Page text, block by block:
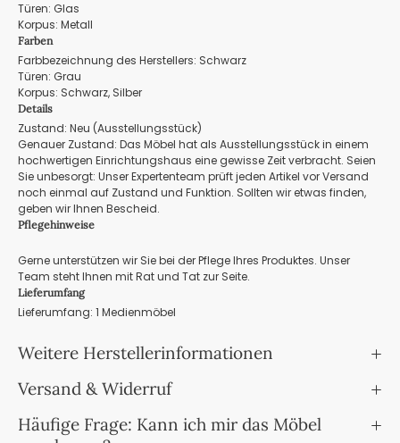
Türen: Glas
Korpus: Metall
Farben
Farbbezeichnung des Herstellers: Schwarz
Türen: Grau
Korpus: Schwarz, Silber
Details
Zustand: Neu (Ausstellungsstück)
Genauer Zustand: Das Möbel hat als Ausstellungsstück in einem
hochwertigen Einrichtungshaus eine gewisse Zeit verbracht. Seien
Sie unbesorgt: Unser Expertenteam prüft jeden Artikel vor Versand
noch einmal auf Zustand und Funktion. Sollten wir etwas finden,
geben wir Ihnen Bescheid.
Pflegehinweise
Gerne unterstützen wir Sie bei der Pflege Ihres Produktes. Unser
Team steht Ihnen mit Rat und Tat zur Seite.
Lieferumfang
Lieferumfang: 1 Medienmöbel
Weitere Herstellerinformationen
Versand & Widerruf
Häufige Frage: Kann ich mir das Möbel